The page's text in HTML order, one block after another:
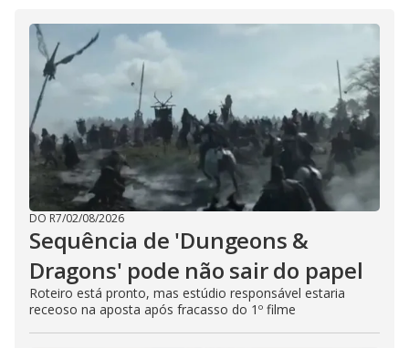
DO R7/02/08/2026
Sequência de 'Dungeons &
Dragons' pode não sair do papel
Roteiro está pronto, mas estúdio responsável estaria
receoso na aposta após fracasso do 1º filme